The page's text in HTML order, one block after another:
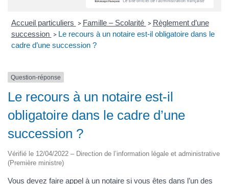
Accueil particuliers > Famille – Scolarité > Règlement d’une
succession > Le recours à un notaire est-il obligatoire dans le
cadre d’une succession ?
Question-réponse
Le recours à un notaire est-il
obligatoire dans le cadre d’une
succession ?
Vérifié le 12/04/2022 – Direction de l’information légale et administrative
(Première ministre)
Vous devez faire appel à un notaire si vous êtes dans l’un des